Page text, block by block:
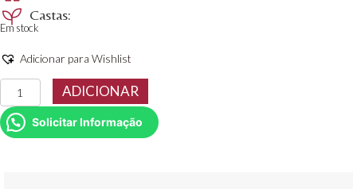
Castas:
Em stock
Adicionar para Wishlist
Quantidade
de
100
Hectares
ADICIONAR
Solicitar Informação